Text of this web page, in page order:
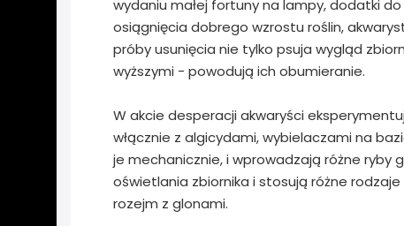
wydaniu małej fortuny na lampy, dodatki
osiągnięcia dobrego wzrostu roślin,
próby usunięcia nie tylko psuja wygląd
wyższymi - powodują ich obumieranie.
W akcie desperacji akwaryści
włącznie z algicydami, wybielaczami na
je mechanicznie, i wprowadzają różne ryby
oświetlania zbiornika i stosują różne
rozejm z glonami.